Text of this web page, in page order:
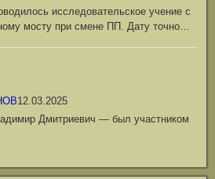
исследовательское учение с
мосту при смене ПП. Дату точно…
12.03.2025
Дмитриевич — был участником